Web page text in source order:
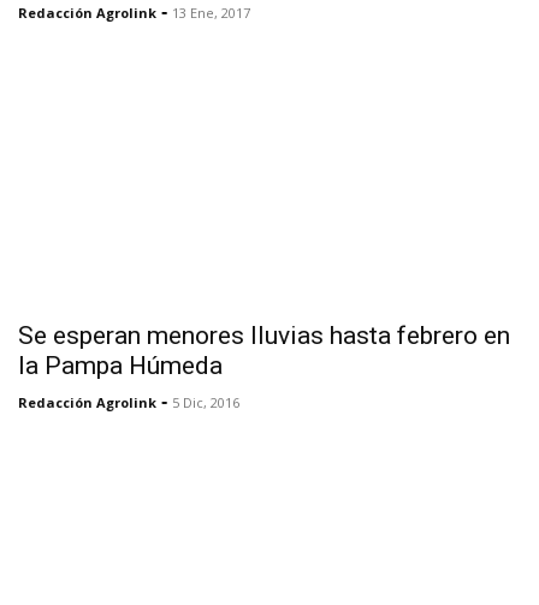
Redacción Agrolink - 13 Ene, 2017
Se esperan menores lluvias hasta febrero en
la Pampa Húmeda
Redacción Agrolink - 5 Dic, 2016